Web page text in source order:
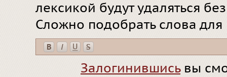
лексикой будут удаляться
Сложно подобрать слова
Залогинившисьвы